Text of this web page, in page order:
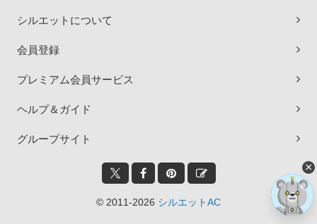
シルエットについて
会員登録
プレミアム会員サービス
ヘルプ＆ガイド
グループサイト
© 2011-2026 シルエットAC
×